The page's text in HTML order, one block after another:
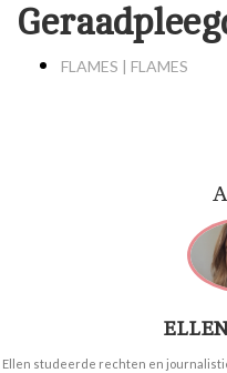
FLAMES | FLAMES
Ellen studeerde rechten en